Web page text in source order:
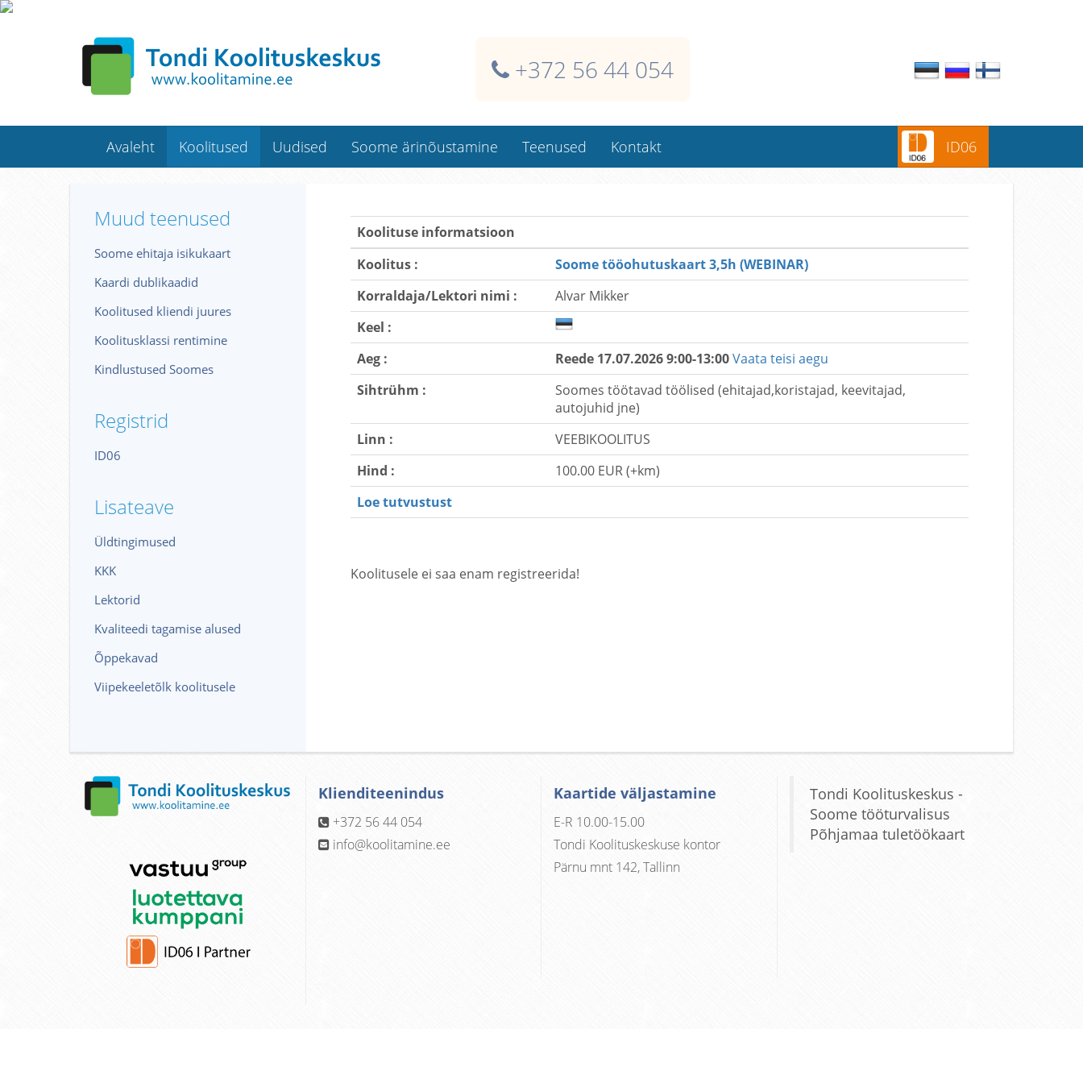
+372 56 44 054
Avaleht Koolitused Uudised Soome ärinõustamine Teenused
Koolitusklassi rentimine
Kindlustused Soomes
Raamatupidamisteenused
Kontakt ID06
Muud teenused
Soome ehitaja isikukaart
Kaardi dublikaadid
Koolitused kliendi juures
Koolitusklassi rentimine
Kindlustused Soomes
Registrid
ID06
Lisateave
Üldtingimused
KKK
Lektorid
Kvaliteedi tagamise alused
Õppekavad
Viipekeeletõlk koolitusele
Koolituse informatsioon
Koolitus :
Soome tööohutuskaart 3,5h (WEBINAR)
Korraldaja/Lektori nimi :
Alvar Mikker
Keel :
Aeg :
Reede 17.07.2026 9:00-13:00 Vaata teisi aegu
Sihtrühm :
Soomes töötavad töölised (ehitajad,koristajad, keevitajad,
autojuhid jne)
Linn :
VEEBIKOOLITUS
Hind :
100.00 EUR (+km)
Loe tutvustust
Koolitusele ei saa enam registreerida!
Klienditeenindus
+372 56 44 054
info@koolitamine.ee
Kaartide väljastamine
E-R 10.00-15.00
Tondi Koolituskeskuse kontor
Pärnu mnt 142, Tallinn
Tondi Koolituskeskus -
Soome tööturvalisus
Põhjamaa tuletöökaart